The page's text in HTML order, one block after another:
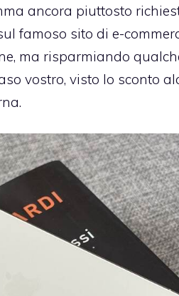
ancora piuttosto
famoso sito di e-
ma risparmiando
vostro, visto lo sconto